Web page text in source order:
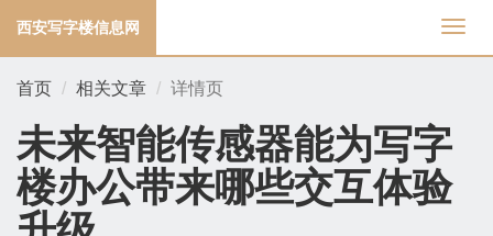
切
换
西安写字楼信息网
首页 相关文章 详情页
未来智能传感器能为写字
楼办公带来哪些交互体验